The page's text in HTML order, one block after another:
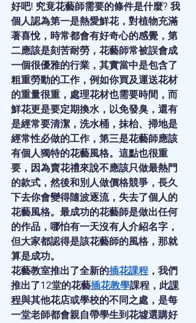
好吧! 究竟花藝師需要的條件是什麼? 我
個人認為第一是熱愛鮮花，對植物充滿
著喜悅，時常都會有好奇心的感覺，第
二應該是刻苦耐勞，花藝師常被誤會成
一個很優雅的行業，其實當中是包含了
粗重勞動的工作，例如你買及運送花材
的重量很重，處理花材也需要時間，而
鮮花更是要定期換水，以免發臭，還有
是經常要清潔，洗水桶，抹枱、掃地是
經常性必做的工作，第三是花藝師應該
有個人獨特的花藝風格。這點也很重
要，因為賣花禮來說不應該只做最熱門
的款式，然後和別人做價格競爭，長久
下去你會變得隨波逐流，失去了個人的
花藝風格。最成功的花藝師是做出任何
的作品，哪怕有一天沒有人介紹名字，
但大家都認得是該花藝師的風格，那就
算是成功。
花藝教室推出了全新的插花課程 ，我們
推出了12堂的花藝插花教學課程，此課
程與其他花店或學校的不同之處，是每
一堂老師都會親自帶學生到花墟選購好